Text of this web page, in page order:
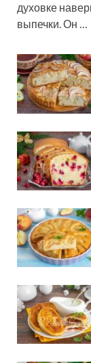
духовке
выпечки. Он …